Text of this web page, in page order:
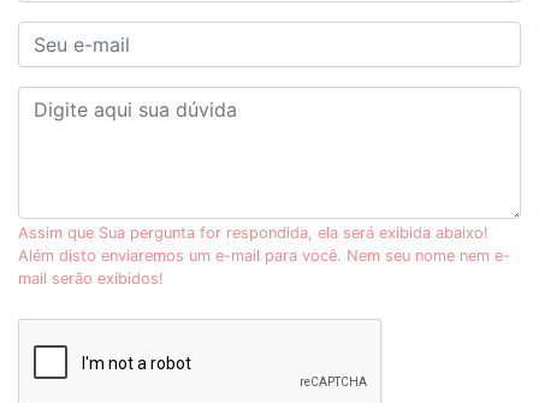
Assim que Sua pergunta for respondida, ela será exibida abaixo!
Além disto enviaremos um e-mail para você. Nem seu nome nem e-
mail serão exibidos!